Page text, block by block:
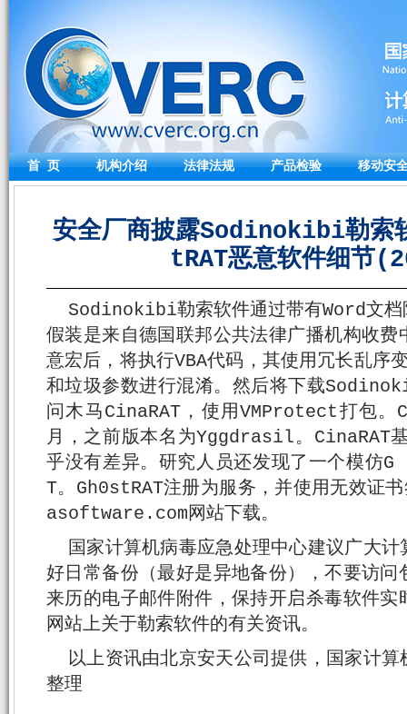
首 页 机构介绍 法律法规 产品检验 移动安
安全厂商披露Sodinokibi勒索
tRAT恶意软件细节
Sodinokibi勒索软件通过带有Word文档
假装是来自德国联邦公共法律广播机构收
意宏后，将执行VBA代码，其使用冗长乱序
和垃圾参数进行混淆。然后将下载
问木马CinaRAT，使用VMProtect打包。
月，之前版本名为Yggdrasil。CinaRAT
乎没有差异。研究人员还发现了一个模仿G
T。Gh0stRAT注册为服务，并使用无效证
asoftware.com网站下载。
国家计算机病毒应急处理中心建议广大
好日常备份（最好是异地备份），不要访
来历的电子邮件附件，保持开启杀毒软件
网站上关于勒索软件的有关资讯。
以上资讯由北京安天公司提供，国家计
整理